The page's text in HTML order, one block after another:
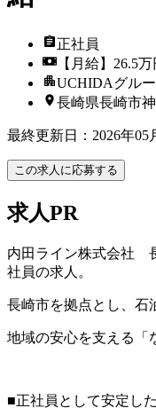
正社員
【月給】26.5
UCHIDAグル
長崎県長崎市
最終更新日 ： 2026年05
この求人に応募する
求人PR
内田ライン株式会社
社員の求人。
長崎市を拠点とし、石
地域の安心を支える「
■正社員として安定し